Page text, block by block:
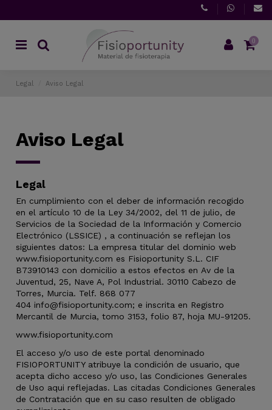
0
Legal Aviso Legal
Aviso Legal
Legal
En cumplimiento con el deber de información recogido
en el artículo 10 de la Ley 34/2002, del 11 de julio, de
Servicios de la Sociedad de la Información y Comercio
Electrónico (LSSICE) , a continuación se reflejan los
siguientes datos: La empresa titular del dominio web
www.fisioportunity.com es Fisioportunity S.L. CIF
B73910143 con domicilio a estos efectos en Av de la
Juventud, 25, Nave A, Pol Industrial. 30110 Cabezo de
Torres, Murcia. Telf. 868 077
404 info@fisioportunity.com; e inscrita en Registro
Mercantil de Murcia, tomo 3153, folio 87, hoja MU-91205.
www.fisioportunity.com
El acceso y/o uso de este portal denominado
FISIOPORTUNITY atribuye la condición de usuario, que
acepta dicho acceso y/o uso, las Condiciones Generales
de Uso aqui reflejadas. Las citadas Condiciones Generales
de Contratación que en su caso resulten de obligado